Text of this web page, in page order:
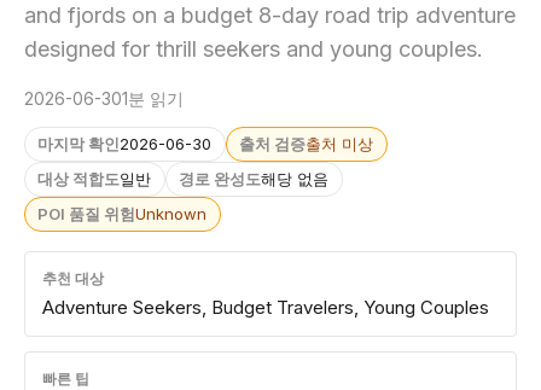
and fjords on a budget 8-day road trip adventure
designed for thrill seekers and young couples.
2026-06-301분 읽기
마지막 확인2026-06-30 출처 검증출처 미상
대상 적합도일반 경로 완성도해당 없음
POI 품질 위험Unknown
추천 대상
Adventure Seekers, Budget Travelers, Young Couples
빠른 팁